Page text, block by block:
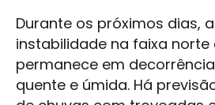
Durante os próximos dias,
instabilidade na faixa norte
permanece em
quente e úmida. Há